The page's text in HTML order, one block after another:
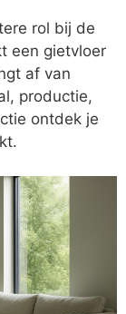
rol bij de
een gietvloer
af van
productie,
ontdek je